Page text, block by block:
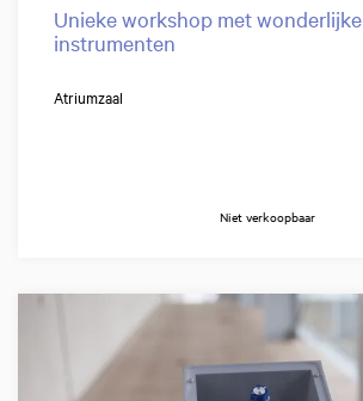
Unieke workshop met wonderlijke
instrumenten
Atriumzaal
Niet verkoopbaar